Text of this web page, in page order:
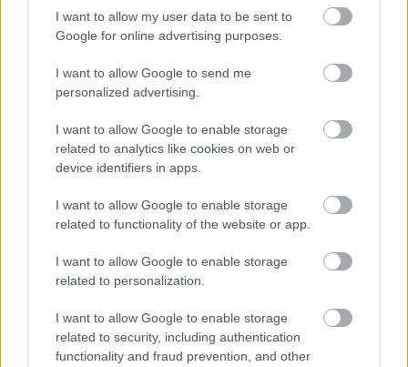
I want to allow my user data to be sent to
Google for online advertising purposes.
I want to allow Google to send me
personalized advertising.
I want to allow Google to enable storage
related to analytics like cookies on web or
device identifiers in apps.
I want to allow Google to enable storage
related to functionality of the website or app.
I want to allow Google to enable storage
related to personalization.
I want to allow Google to enable storage
related to security, including authentication
functionality and fraud prevention, and other
meg elfogadni a testének azokat a részeit, amelyeket meg
akart változtatni:
„Mindig „egészségtelennek” tartottak, mert egy kicsit több
magam. A valóságban valójában egészséges ember
voltam, de ami igazán egészségtelen volt bennem, az a
Gracie azt amegfigyelését is megosztotta, hogy a
ruhaboltok nem befogadóak. Sokan nem tartanak a teltebb
testalkatú nőknek való ruhaméreteket. Egyes alkalmazottak
elriaszt a vásárlástól, és rontja az önbizalmukat.